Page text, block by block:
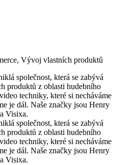
Vývoj vlastních produktů
společnost, která se zabývá
produktů z oblasti hudebního
techniky, které si necháváme
je dál. Naše značky jsou Henry
Visixa.
společnost, která se zabývá
produktů z oblasti hudebního
techniky, které si necháváme
je dál. Naše značky jsou Henry
Visixa.